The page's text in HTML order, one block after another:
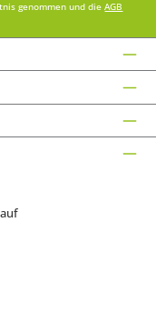
genommen und dieAGB